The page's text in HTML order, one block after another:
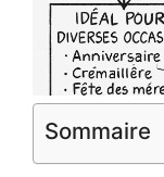
Sommaire